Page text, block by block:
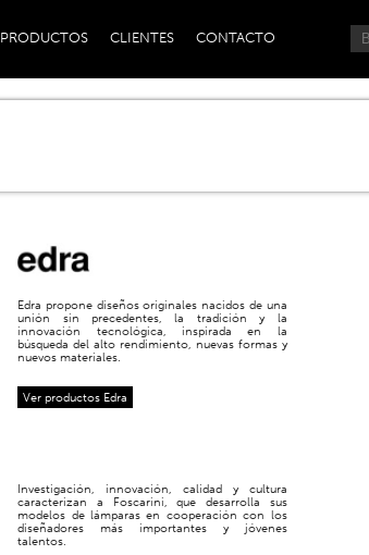
PRODUCTOS CLIENTES CONTACTO
Edra propone diseños originales nacidos de una
unión sin precedentes, la tradición y la
innovación tecnológica, inspirada en la
búsqueda del alto rendimiento, nuevas formas y
nuevos materiales.
Ver productos Edra
Investigación, innovación, calidad y cultura
caracterizan a Foscarini, que desarrolla sus
modelos de lámparas en cooperación con los
diseñadores más importantes y jóvenes
talentos.